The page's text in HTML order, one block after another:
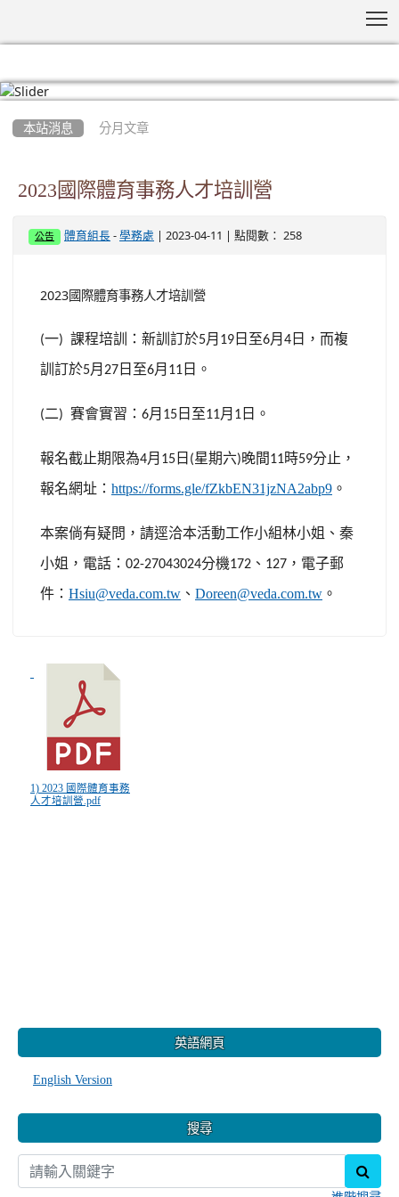
本站消息 分月文章
2023國際體育事務人才培訓營
公告 體育組長 -學務處 | 2023-04-11 | 點閱數： 258
2023國際體育事務人才培訓營
(一) 課程培訓：新訓訂於5月 19 日至6月 4 日，而複
訓訂於5月 27 日至6月 11 日。
(二) 賽會實習： 6月 15 日至11月 1 日。
報名截止期限為4月 15 日 (星期六)晚間11時59分止，
報名網址： https://forms.gle/fZkbEN31jzNA2abp9 。
本案倘有疑問，請逕洽本活動工作小組林小姐、秦
小姐，電話： 02-27043024分機172 、 127 ，電子郵
件： Hsiu@veda.com.tw 、 Doreen@veda.com.tw 。
1) 2023 國際體育事務
人才培訓營.pdf
英語網頁
English Version
搜尋